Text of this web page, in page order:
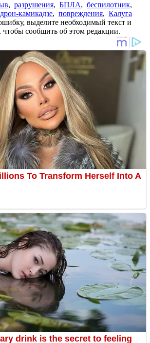
, разрушения, БПЛА, беспилотник,
дрон-камикадзе, повреждения, Калуга
выделите необходимый текст и
сообщить об этом редакции.